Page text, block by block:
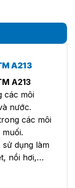
A213
A213
các môi
nước.
các môi
dụng làm
nồi hơi,…